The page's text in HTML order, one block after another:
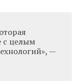
с целым
—